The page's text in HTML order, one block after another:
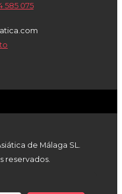
585 075
de Málaga SL.
reservados.